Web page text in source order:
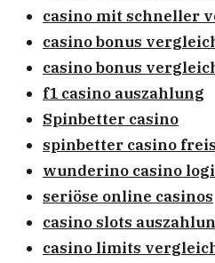
casino mit schneller
casino bonus
casino bonus
f1 casino auszahlung
Spinbetter casino
spinbetter casino
wunderino casino
seriöse online casinos
casino slots
casino limits